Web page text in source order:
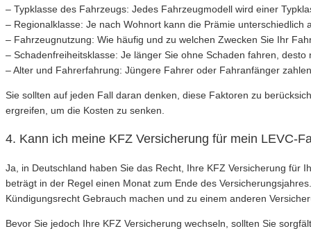
– Typklasse des Fahrzeugs: Jedes Fahrzeugmodell wird einer
– Regionalklasse: Je nach Wohnort kann die Prämie
– Fahrzeugnutzung: Wie häufig und zu welchen Zwecken Sie Ihr
– Schadenfreiheitsklasse: Je länger Sie ohne Schaden fahren,
– Alter und Fahrerfahrung: Jüngere Fahrer oder Fahranfänger
Sie sollten auf jeden Fall daran denken, diese Faktoren zu
ergreifen, um die Kosten zu senken.
4. Kann ich meine KFZ Versicherung für mein LEVC-
Ja, in Deutschland haben Sie das Recht, Ihre KFZ Versicherung für
beträgt in der Regel einen Monat zum Ende des
Kündigungsrecht Gebrauch machen und zu einem anderen
Bevor Sie jedoch Ihre KFZ Versicherung wechseln, sollten Sie